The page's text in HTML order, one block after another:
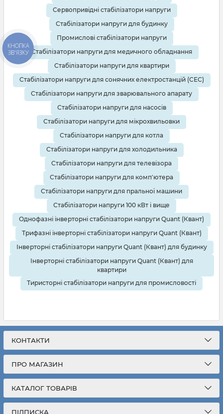
Сервопривідні стабілізатори напруги
Стабілізатори напруги для будинку
Промислові стабілізатори напруги
Стабілізатори напруги для медичного обладнання
Стабілізатори напруги для квартири
Стабілізатори напруги для сонячних електростанцій (СЕС)
Стабілізатори напруги для зварювального апарату
Стабілізатори напруги для насосів
Стабілізатори напруги для мікрохвильовки
Стабілізатори напруги для котла
Стабілізатори напруги для холодильника
Стабілізатори напруги для телевізора
Стабілізатори напруги для комп'ютера
Стабілізатори напруги для пральної машини
Стабілізатори напруги 100 кВт і вище
Однофазні інверторні стабілізатори напруги Quant (Квант)
Трифазні інверторні стабілізатори напруги Quant (Квант)
Інверторні стабілізатори напруги Quant (Квант) для будинку
Інверторні стабілізатори напруги Quant (Квант) для
квартири
Тиристорні стабілізатори напруги для промисловості
КОНТАКТИ
ПРО МАГАЗИН
КАТАЛОГ ТОВАРІВ
ПІДПИСКА
КНОПКА
ЗВ'ЯЗКУ